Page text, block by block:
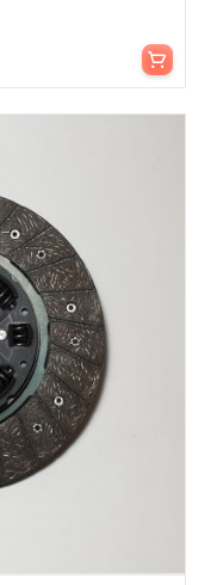
Aggiungi al carrello